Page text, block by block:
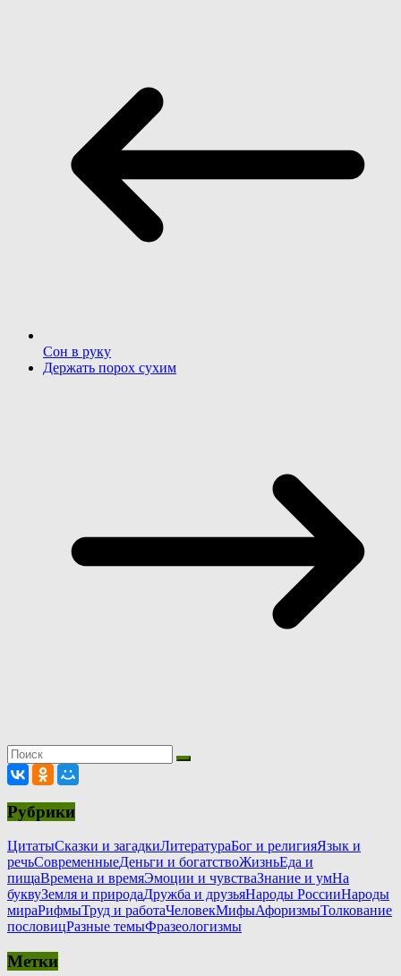
Сон в руку
Держать порох сухим
Рубрики
ЦитатыСказки и загадкиЛитератураБог и религияЯзык и
речьСовременныеДеньги и богатствоЖизньЕда и
пищаВремена и времяЭмоции и чувстваЗнание и умНа
буквуЗемля и природаДружба и друзьяНароды РоссииНароды
мираРифмыТруд и работаЧеловекМифыАфоризмыТолкование
пословицРазные темыФразеологизмы
Метки